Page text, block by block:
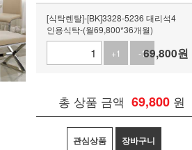
[식탁렌탈]-[BK]3328-5236 대리석4
인용식탁-(월69,800*36개월)
+1
-169,800원
총 상품 금액 69,800 원
관심상품 장바구니